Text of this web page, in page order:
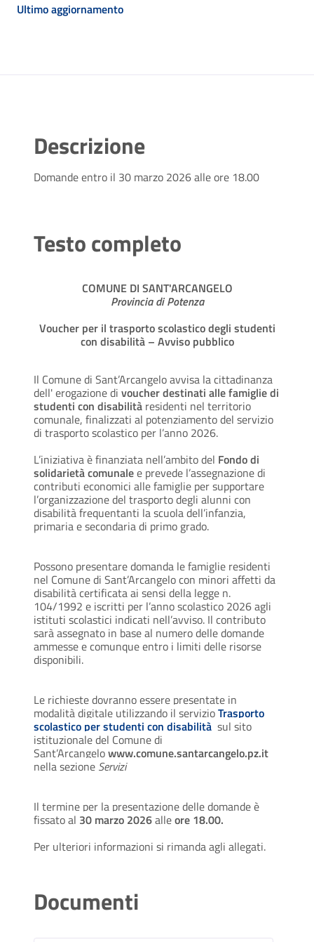
Ultimo aggiornamento
Descrizione
Domande entro il 30 marzo 2026 alle ore 18.00
Testo completo
COMUNE DI SANT'ARCANGELO
Provincia di Potenza
Voucher per il trasporto scolastico degli studenti
con disabilità – Avviso pubblico
Il Comune di Sant’Arcangelo avvisa la cittadinanza
dell' erogazione di voucher destinati alle famiglie di
studenti con disabilità residenti nel territorio
comunale, finalizzati al potenziamento del servizio
di trasporto scolastico per l’anno 2026.
L’iniziativa è finanziata nell’ambito del Fondo di
solidarietà comunalee prevede l’assegnazione di
contributi economici alle famiglie per supportare
l’organizzazione del trasporto degli alunni con
disabilità frequentanti la scuola dell’infanzia,
primaria e secondaria di primo grado.
Possono presentare domanda le famiglie residenti
nel Comune di Sant’Arcangelo con minori affetti da
disabilità certificata ai sensi della legge n.
104/1992 e iscritti per l’anno scolastico 2026 agli
istituti scolastici indicati nell’avviso. Il contributo
sarà assegnato in base al numero delle domande
ammesse e comunque entro i limiti delle risorse
disponibili.
Le richieste dovranno essere presentate in
modalità digitale utilizzando il servizioTrasporto
scolastico per studenti con disabilità sul sito
istituzionale del Comune di
Sant’Arcangelowww.comune.santarcangelo.pz.it
nella sezione Servizi
Il termine per la presentazione delle domande è
fissatoal 30 marzo 2026alleore 18.00.
Per ulteriori informazioni si rimanda agli allegati.
Documenti